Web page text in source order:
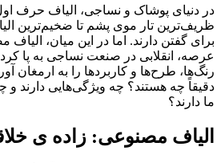
در دنیای پوشاک و نساجی، الیاف حرف
ظریف‌ترین تار موی پشم تا ضخیم‌ترین
برای گفتن دارند. اما در این میان، الیاف
عرصه، انقلابی در صنعت نساجی به پا
رنگ‌ها، طرح‌ها و کاربردها را به ارمغان
دقیقاً چه هستند؟ چه ویژگی‌هایی دارند و
ما دارند؟
الیاف مصنوعی: زاده ی